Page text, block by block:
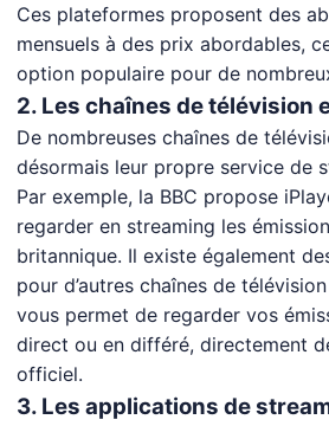
Ces plateformes proposent des
mensuels à des prix abordables,
option populaire pour de
2. Les chaînes de télévision
De nombreuses chaînes de
désormais leur propre service de
Par exemple, la BBC propose
regarder en streaming les
britannique. Il existe également
pour d’autres chaînes de
vous permet de regarder vos
direct ou en différé, directement
officiel.
3. Les applications de